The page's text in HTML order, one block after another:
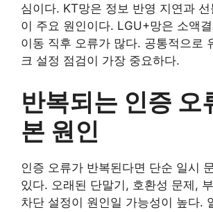
심이다. KT망은 정보 반영 지연과
이 주요 원인이다. LGU+망은 소액
이동 직후 오류가 많다. 공통적으로
크 설정 점검이 가장 중요하다.
반복되는 인증 오
본 원인
인증 오류가 반복된다면 단순 일시
있다. 오래된 단말기, 호환성 문제,
차단 설정이 원인일 가능성이 높다.